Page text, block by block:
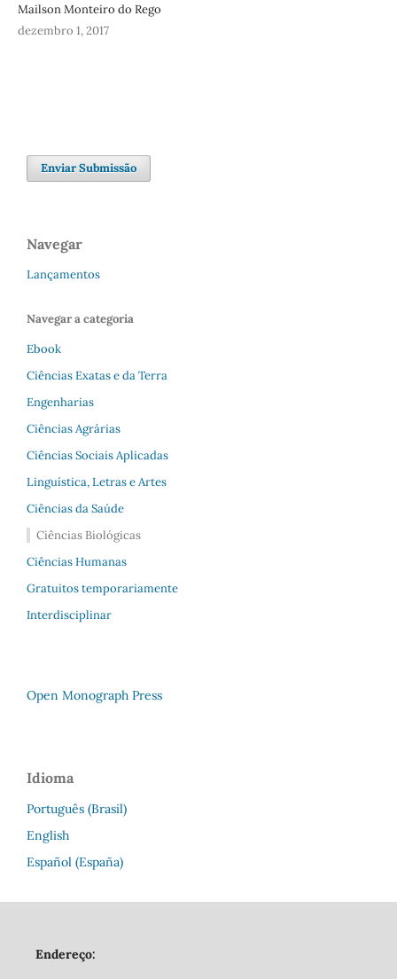
Mailson Monteiro do Rego
dezembro 1, 2017
Enviar Submissão
Navegar
Lançamentos
Navegar a categoria
Ebook
Ciências Exatas e da Terra
Engenharias
Ciências Agrárias
Ciências Sociais Aplicadas
Linguística, Letras e Artes
Ciências da Saúde
Ciências Biológicas
Ciências Humanas
Gratuitos temporariamente
Interdisciplinar
Open Monograph Press
Idioma
Português (Brasil)
English
Español (España)
Endereço: